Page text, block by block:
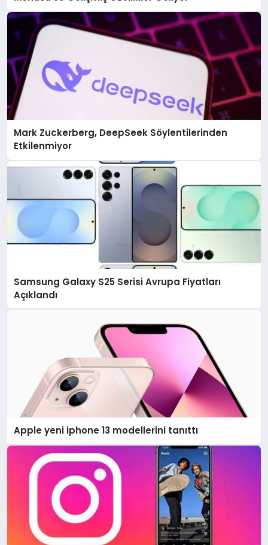
Mark Zuckerberg, DeepSeek Söylentilerinden
Etkilenmiyor
Samsung Galaxy S25 Serisi Avrupa Fiyatları
Açıklandı
Apple yeni iphone 13 modellerini tanıttı